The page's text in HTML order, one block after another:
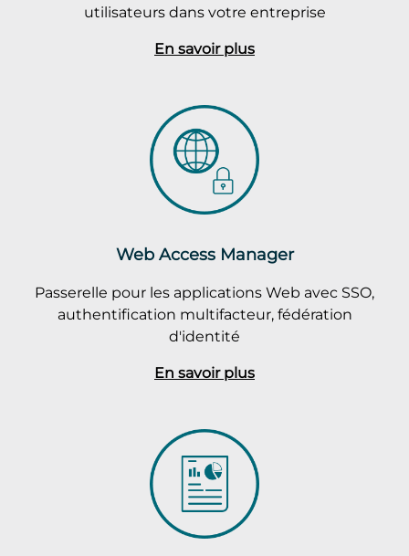
utilisateurs dans votre entreprise
En savoir plus
Web Access Manager
Passerelle pour les applications Web avec SSO,
authentification multifacteur, fédération
d'identité
En savoir plus